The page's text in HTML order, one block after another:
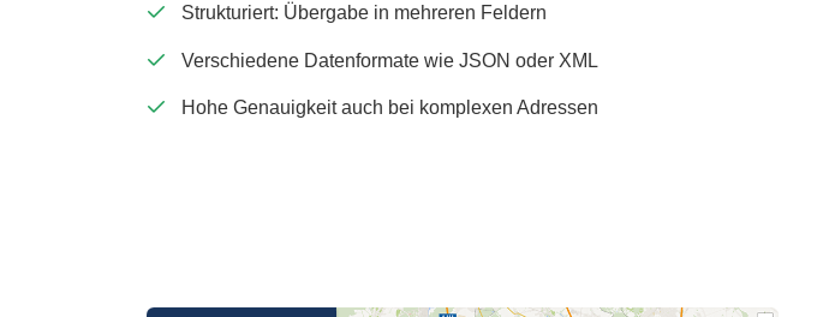
Strukturiert: Übergabe in mehreren Feldern
Verschiedene Datenformate wie JSON oder XML
Hohe Genauigkeit auch bei komplexen Adressen